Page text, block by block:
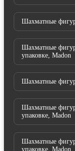
Шахматные
Шахматные
упаковке, Madon
Шахматные
Шахматные
упаковке, Madon
Шахматные
упаковке, Madon